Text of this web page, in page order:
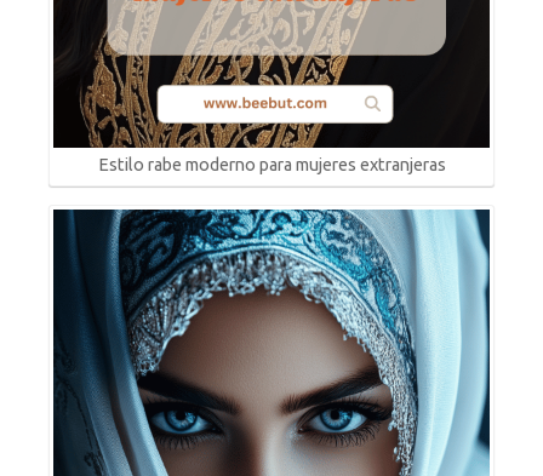
Estilo rabe moderno para mujeres extranjeras